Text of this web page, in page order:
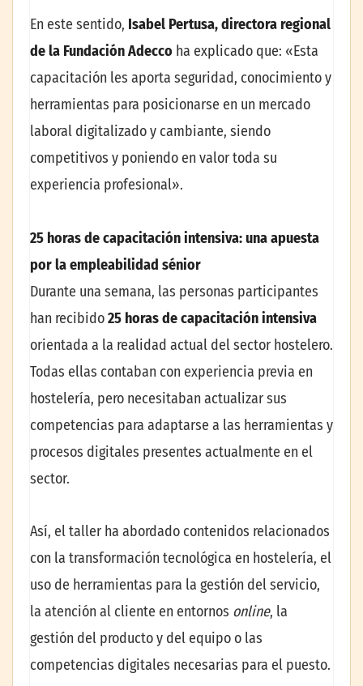
En este sentido, Isabel Pertusa, directora regional
de la Fundación Adecco ha explicado que: «Esta
capacitación les aporta seguridad, conocimiento y
herramientas para posicionarse en un mercado
laboral digitalizado y cambiante, siendo
competitivos y poniendo en valor toda su
experiencia profesional».
25 horas de capacitación intensiva: una apuesta
por la empleabilidad sénior
Durante una semana, las personas participantes
han recibido25 horas de capacitación intensiva
orientada a la realidad actual del sector hostelero.
Todas ellas contaban con experiencia previa en
hostelería, pero necesitaban actualizar sus
competencias para adaptarse a las herramientas y
procesos digitales presentes actualmente en el
sector.
Así, el taller ha abordado contenidos relacionados
con la transformación tecnológica en hostelería, el
uso de herramientas para la gestión del servicio,
la atención al cliente en entornos online, la
gestión del producto y del equipo o las
competencias digitales necesarias para el puesto.